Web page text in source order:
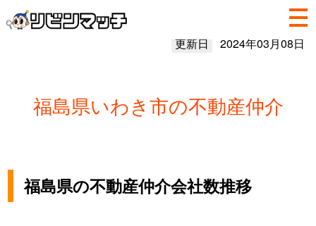
更新日 2024年03月08日
福島県いわき市の不動産仲介
福島県の不動産仲介会社数推移